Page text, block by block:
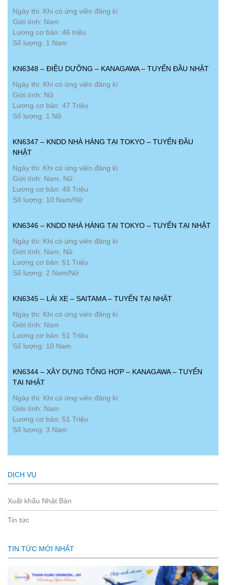
Ngày thi: Khi có ứng viên đăng kí
Giới tính: Nam
Lương cơ bản: 46 triệu
Số lượng: 1 Nam
KN6348 – ĐIỀU DƯỠNG – KANAGAWA – TUYỂN ĐẦU NHẬT
Ngày thi: Khi có ứng viên đăng kí
Giới tính: Nữ
Lương cơ bản: 47 Triệu
Số lượng: 1 Nữ
KN6347 – KNDD NHÀ HÀNG TẠI TOKYO – TUYỂN ĐẦU
NHẬT
Ngày thi: Khi có ứng viên đăng kí
Giới tính: Nam, Nữ
Lương cơ bản: 49 Triệu
Số lượng: 10 Nam/Nữ
KN6346 – KNDD NHÀ HÀNG TẠI TOKYO – TUYỂN TẠI NHẬT
Ngày thi: Khi có ứng viên đăng kí
Giới tính: Nam, Nữ
Lương cơ bản: 51 Triệu
Số lượng: 2 Nam/Nữ
KN6345 – LÁI XE – SAITAMA – TUYỂN TẠI NHẬT
Ngày thi: Khi có ứng viên đăng kí
Giới tính: Nam
Lương cơ bản: 51 Triệu
Số lượng: 10 Nam
KN6344 – XÂY DỰNG TỔNG HỢP – KANAGAWA – TUYỂN
TẠI NHẬT
Ngày thi: Khi có ứng viên đăng kí
Giới tính: Nam
Lương cơ bản: 51 Triệu
Số lượng: 3 Nam
DỊCH VỤ
Xuất khẩu Nhật Bản
Tin tức
TIN TỨC MỚI NHẤT